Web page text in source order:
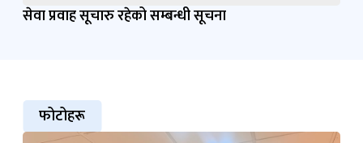
सेवा प्रवाह सूचारु रहेको सम्बन्धी सूचना
फोटोहरू